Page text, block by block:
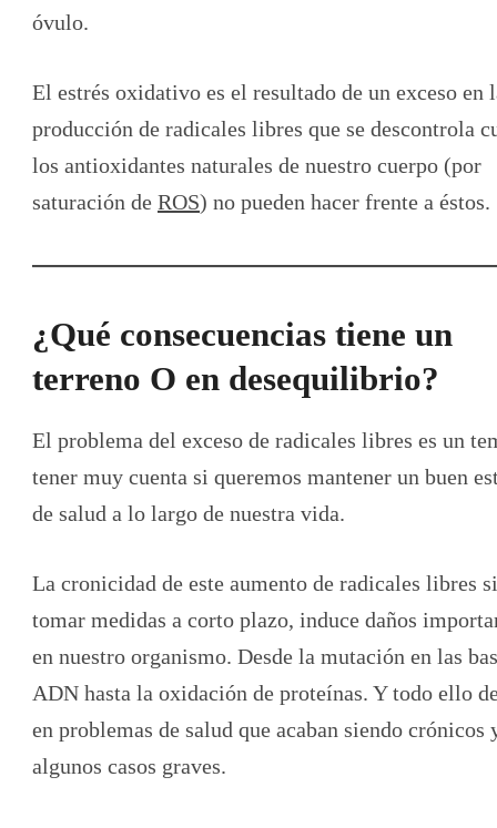
óvulo.
El estrés oxidativo es el resultado de un exceso en
producción de radicales libres que se descontrola
los antioxidantes naturales de nuestro cuerpo (por
saturación de ROS) no pueden hacer frente a éstos.
¿Qué consecuencias tiene un
terreno O en desequilibrio?
El problema del exceso de radicales libres es un
tener muy cuenta si queremos mantener un buen
de salud a lo largo de nuestra vida.
La cronicidad de este aumento de radicales libres
tomar medidas a corto plazo, induce daños
en nuestro organismo. Desde la mutación en las
ADN hasta la oxidación de proteínas. Y todo ello
en problemas de salud que acaban siendo crónicos
algunos casos graves.